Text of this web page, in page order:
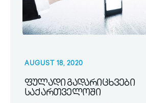
AUGUST 18, 2020
ფულადი გადარიცხვები
საქართველოში